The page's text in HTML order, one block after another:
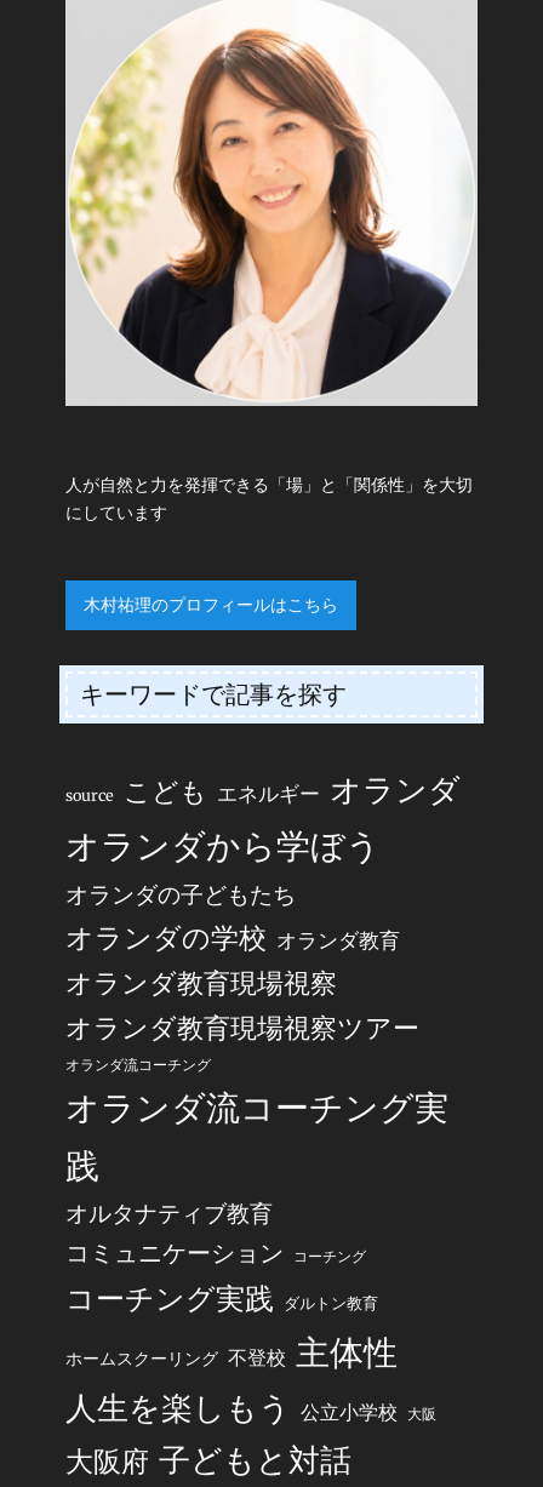
人が自然と力を発揮できる「場」と「関係性」を大切
にしています
木村祐理のプロフィールはこちら
キーワードで記事を探す
source こども エネルギー オランダ
オランダから学ぼう
オランダの子どもたち
オランダの学校 オランダ教育
オランダ教育現場視察
オランダ教育現場視察ツアー
オランダ流コーチング
オランダ流コーチング実
践
オルタナティブ教育
コミュニケーション コーチング
コーチング実践 ダルトン教育
ホームスクーリング 不登校 主体性
人生を楽しもう 公立小学校 大阪
大阪府 子どもと対話